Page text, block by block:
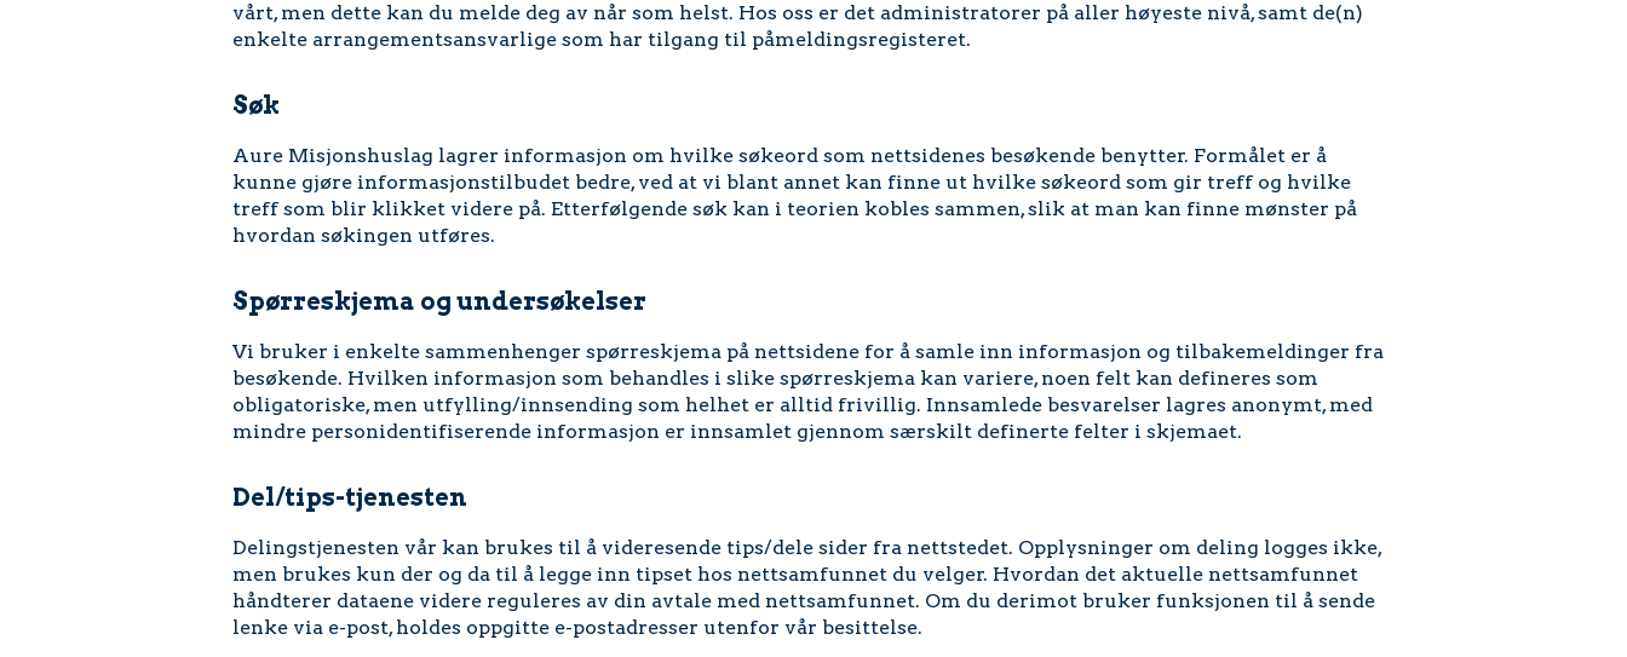
vårt, men dette kan du melde deg av når som helst. Hos oss er det administratorer på aller høyeste nivå, samt de(n)
enkelte arrangementsansvarlige som har tilgang til påmeldingsregisteret.
Søk
Aure Misjonshuslag lagrer informasjon om hvilke søkeord som nettsidenes besøkende benytter. Formålet er å
kunne gjøre informasjonstilbudet bedre, ved at vi blant annet kan finne ut hvilke søkeord som gir treff og hvilke
treff som blir klikket videre på. Etterfølgende søk kan i teorien kobles sammen, slik at man kan finne mønster på
hvordan søkingen utføres.
Spørreskjema og undersøkelser
Vi bruker i enkelte sammenhenger spørreskjema på nettsidene for å samle inn informasjon og tilbakemeldinger fra
besøkende. Hvilken informasjon som behandles i slike spørreskjema kan variere, noen felt kan defineres som
obligatoriske, men utfylling/innsending som helhet er alltid frivillig. Innsamlede besvarelser lagres anonymt, med
mindre personidentifiserende informasjon er innsamlet gjennom særskilt definerte felter i skjemaet.
Del/tips-tjenesten
Delingstjenesten vår kan brukes til å videresende tips/dele sider fra nettstedet. Opplysninger om deling logges ikke,
men brukes kun der og da til å legge inn tipset hos nettsamfunnet du velger. Hvordan det aktuelle nettsamfunnet
håndterer dataene videre reguleres av din avtale med nettsamfunnet. Om du derimot bruker funksjonen til å sende
lenke via e-post, holdes oppgitte e-postadresser utenfor vår besittelse.